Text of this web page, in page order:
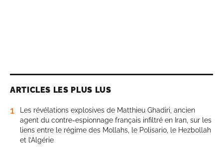
ARTICLES LES PLUS LUS
1
Les révélations explosives de Matthieu Ghadiri, ancien
agent du contre-espionnage français infiltré en Iran, sur les
liens entre le régime des Mollahs, le Polisario, le Hezbollah
et l’Algérie